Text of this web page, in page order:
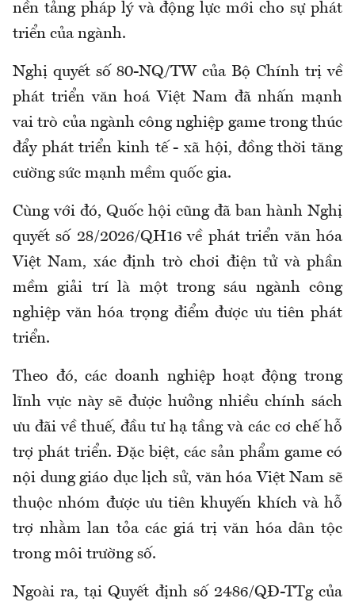
nền tảng pháp lý và động lực mới cho sự phát
triển của ngành.
Nghị quyết số 80-NQ/TW của Bộ Chính trị về
phát triển văn hoá Việt Nam đã nhấn mạnh
vai trò của ngành công nghiệp game trong thúc
đẩy phát triển kinh tế - xã hội, đồng thời tăng
cường sức mạnh mềm quốc gia.
Cùng với đó, Quốc hội cũng đã ban hành Nghị
quyết số 28/2026/QH16 về phát triển văn hóa
Việt Nam, xác định trò chơi điện tử và phần
mềm giải trí là một trong sáu ngành công
nghiệp văn hóa trọng điểm được ưu tiên phát
triển.
Theo đó, các doanh nghiệp hoạt động trong
lĩnh vực này sẽ được hưởng nhiều chính sách
ưu đãi về thuế, đầu tư hạ tầng và các cơ chế hỗ
trợ phát triển. Đặc biệt, các sản phẩm game có
nội dung giáo dục lịch sử, văn hóa Việt Nam sẽ
thuộc nhóm được ưu tiên khuyến khích và hỗ
trợ nhằm lan tỏa các giá trị văn hóa dân tộc
trong môi trường số.
Ngoài ra, tại Quyết định số 2486/QĐ-TTg của